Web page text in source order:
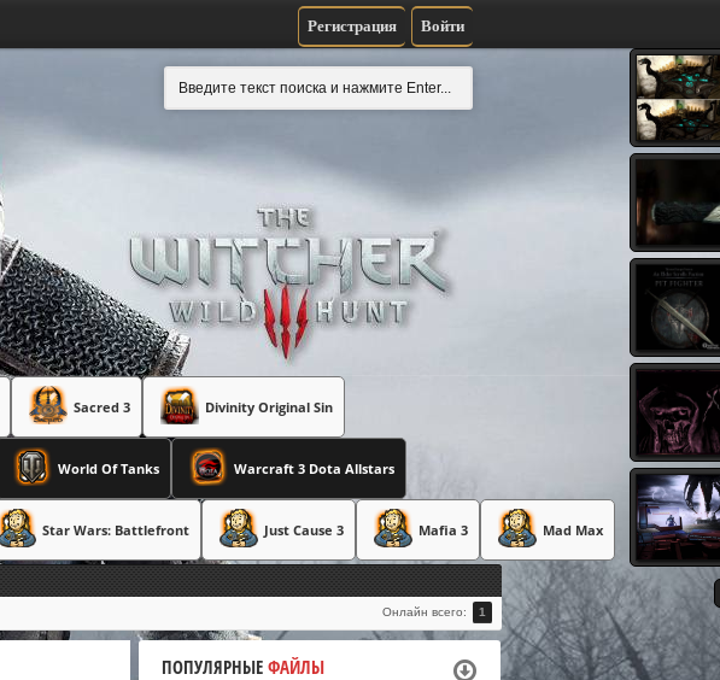
Регистрация Войти
Sacred 3 Divinity Original Sin
World Of Tanks Warcraft 3 Dota Allstars
Star Wars: Battlefront Just Cause 3 Mafia 3 Mad Max
Онлайн всего: 1
ПОПУЛЯРНЫЕ ФАЙЛЫ